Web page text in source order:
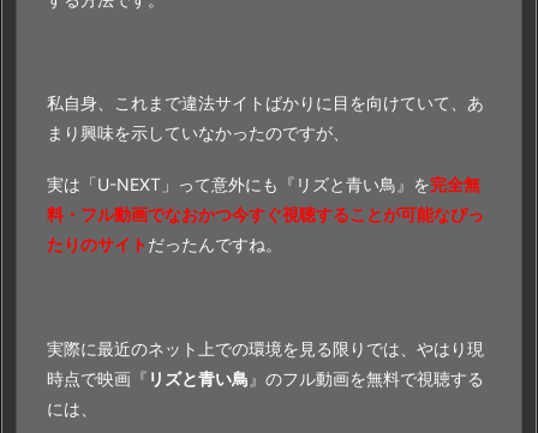
私自身、これまで違法サイトばかりに目を向けていて、あ
まり興味を示していなかったのですが、
実は「U-NEXT」って意外にも『リズと青い鳥』を完全無
料・フル動画でなおかつ今すぐ視聴することが可能なぴっ
たりのサイト だったんですね。
実際に最近のネット上での環境を見る限りでは、やはり現
時点で映画『 リズと青い鳥 』のフル動画を無料で視聴する
には、